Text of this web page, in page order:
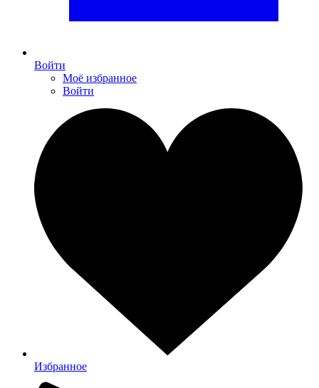
Войти
Моё избранное
Войти
Избранное